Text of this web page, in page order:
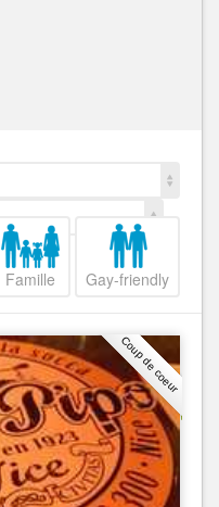
Famille Gay-friendly
Coup de coeur